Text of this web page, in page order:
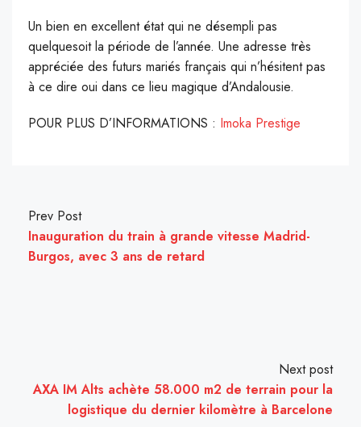
Un bien en excellent état qui ne désempli pas
quelquesoit la période de l’année. Une adresse très
appréciée des futurs mariés français qui n’hésitent pas
à ce dire oui dans ce lieu magique d’Andalousie.
POUR PLUS D’INFORMATIONS : Imoka Prestige
Prev Post
Inauguration du train à grande vitesse Madrid-
Burgos, avec 3 ans de retard
Next post
AXA IM Alts achète 58.000 m2 de terrain pour la
logistique du dernier kilomètre à Barcelone